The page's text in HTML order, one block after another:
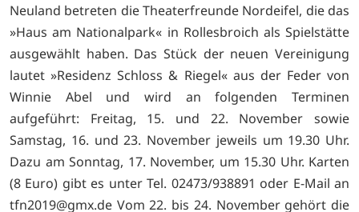
Neuland betreten die Theaterfreunde Nordeifel, die das
»Haus am Nationalpark« in Rollesbroich als Spielstätte
ausgewählt haben. Das Stück der neuen Vereinigung
lautet »Residenz Schloss & Riegel« aus der Feder von
Winnie Abel und wird an folgenden Terminen
aufgeführt: Freitag, 15. und 22. November sowie
Samstag, 16. und 23. November jeweils um 19.30 Uhr.
Dazu am Sonntag, 17. November, um 15.30 Uhr. Karten
(8 Euro) gibt es unter Tel. 02473/938891 oder E-Mail an
tfn2019@gmx.de Vom 22. bis 24. November gehört die